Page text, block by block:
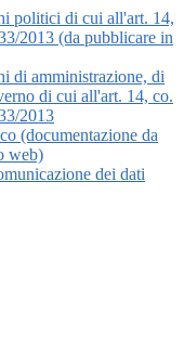
politici di cui all'art. 14,
2013 (da pubblicare in
di amministrazione, di
di cui all'art. 14, co.
2013
(documentazione da
web)
dei dati